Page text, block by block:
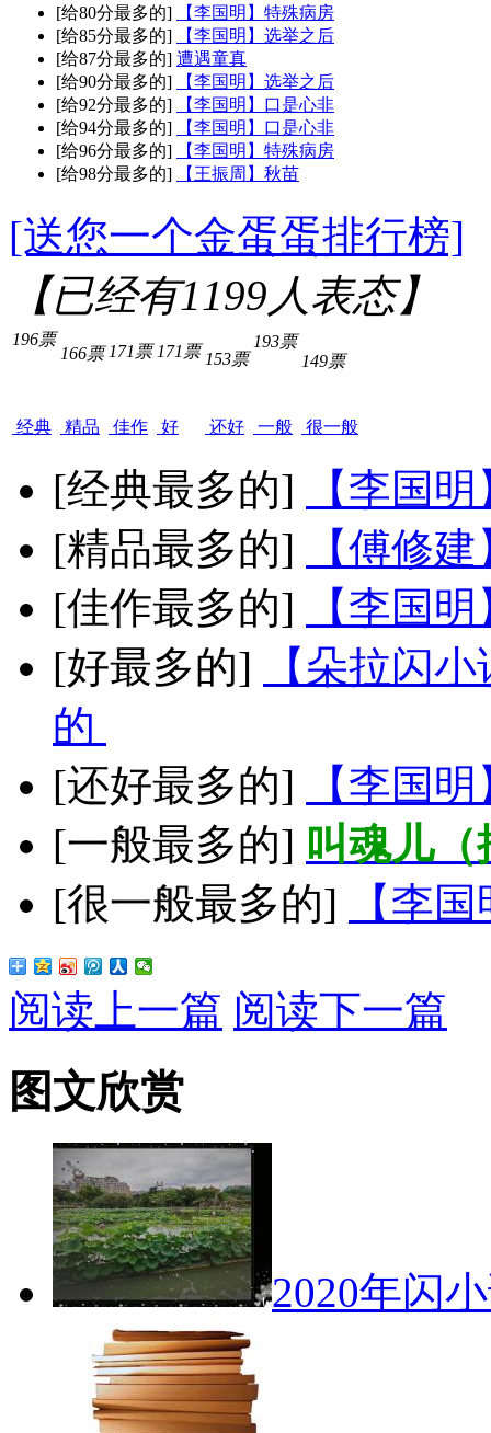
[给80分最多的]
【李国明】特殊病房
[给85分最多的]
【李国明】选举之后
[给87分最多的] 遭遇童真
[给90分最多的]
【李国明】选举之后
[给92分最多的]
【李国明】口是心非
[给94分最多的]
【李国明】口是心非
[给96分最多的]
【李国明】特殊病房
[给98分最多的]
【王振周】秋苗
[送您一个金蛋蛋排行榜]
【已经有1199人表态】
196票
经典
166票
精品
171票
佳作
171票
好
153票
还好
193票
一般
149票
很一般
[经典最多的]
【李国
[精品最多的]
【傅修
[佳作最多的]
【李国
[好最多的]
【朵拉闪
的
[还好最多的]
【李国
[一般最多的] 叫魂儿
[很一般最多的]
【李
阅读上一篇 阅读下一篇
图文欣赏
2020年闪